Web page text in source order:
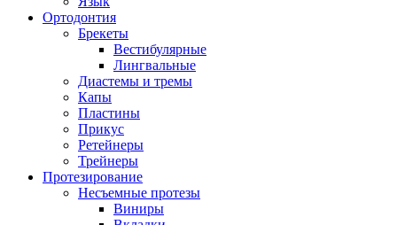
Ортодонтия
Брекеты
Вестибулярные
Лингвальные
Диастемы и тремы
Капы
Пластины
Прикус
Ретейнеры
Трейнеры
Протезирование
Несъемные протезы
Виниры